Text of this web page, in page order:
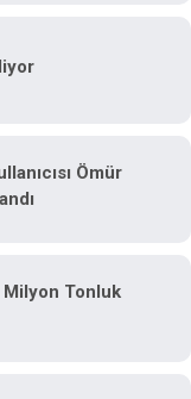
Ömür
Tonluk